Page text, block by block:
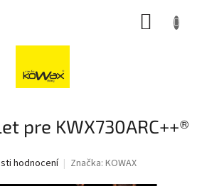
pre KWX730ARC++®
hodnocení Značka: KOWAX